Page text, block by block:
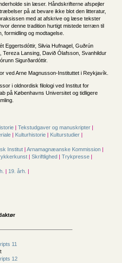
sin læser. Håndskrifterne afspejler
på at bevare ikke blot den litteratur,
med at afskrive og læse tekster
denne tradition hurtigt mistede terræn til
og modtagelse.
Eggertsdóttir, Silvia Hufnagel, Guðrún
Tereza Lansing, Davið Ólafsson, Svanhildur
Sigurðardóttir.
ved Arne Magnusson-Instituttet i Reykjavík.
i oldnordisk filologi ved Institut for
på Københavns Universitet og tidligere
| Tekstudgaver og manuskripter |
| Kulturhistorie | Kulturstudier |
Institut | Arnamagnæanske Kommission |
| Skriftlighed | Trykpresse |
| 19. årh. |
11
12